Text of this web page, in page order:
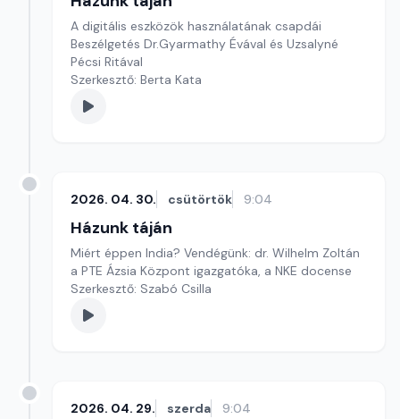
A digitális eszközök használatának csapdái
Beszélgetés Dr.Gyarmathy Évával és Uzsalyné
Pécsi Ritával
Szerkesztő: Berta Kata
2026. 04. 30. csütörtök 9:04
Házunk táján
Miért éppen India? Vendégünk: dr. Wilhelm Zoltán
a PTE Ázsia Központ igazgatóka, a NKE docense
Szerkesztő: Szabó Csilla
2026. 04. 29. szerda 9:04